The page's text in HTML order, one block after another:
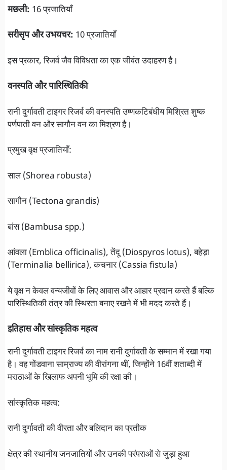
मछली: 16 प्रजातियाँ
सरीसृप और उभयचर: 10 प्रजातियाँ
इस प्रकार, रिजर्व जैव विविधता का एक जीवंत उदाहरण है।
वनस्पति और पारिस्थितिकी
रानी दुर्गावती टाइगर रिजर्व की वनस्पति उष्णकटिबंधीय मिश्रित शुष्क
पर्णपाती वन और सागौन वन का मिश्रण है।
प्रमुख वृक्ष प्रजातियाँ:
साल (Shorea robusta)
सागौन (Tectona grandis)
बांस (Bambusa spp.)
आंवला (Emblica officinalis), तेंदू (Diospyros lotus), बहेड़ा
(Terminalia bellirica), कचनार (Cassia fistula)
ये वृक्ष न केवल वन्यजीवों के लिए आवास और आहार प्रदान करते हैं बल्कि
पारिस्थितिकी तंत्र की स्थिरता बनाए रखने में भी मदद करते हैं।
इतिहास और सांस्कृतिक महत्व
रानी दुर्गावती टाइगर रिजर्व का नाम रानी दुर्गावती के सम्मान में रखा गया
है। वह गोंडवाना साम्राज्य की वीरांगना थीं, जिन्होंने 16वीं शताब्दी में
मराठाओं के खिलाफ अपनी भूमि की रक्षा की।
सांस्कृतिक महत्व:
रानी दुर्गावती की वीरता और बलिदान का प्रतीक
क्षेत्र की स्थानीय जनजातियों और उनकी परंपराओं से जुड़ा हुआ